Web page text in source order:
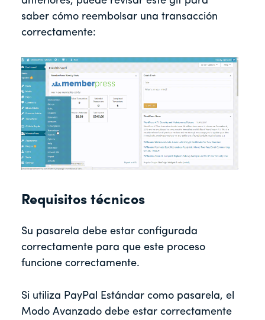
saber cómo reembolsar una transacción
correctamente:
Requisitos técnicos
Su pasarela debe estar configurada
correctamente para que este proceso
funcione correctamente.
Si utiliza PayPal Estándar como pasarela, el
Modo Avanzado debe estar correctamente